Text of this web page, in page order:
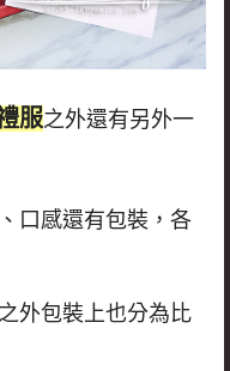
服之外還有另外一
口感還有包裝，各
外包裝上也分為比